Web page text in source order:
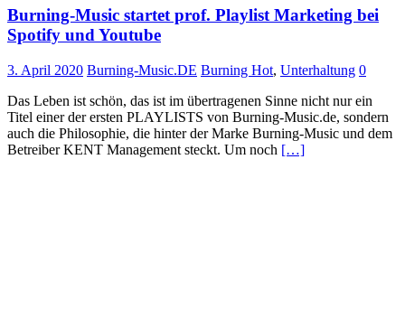
Burning-Music startet prof. Playlist Marketing bei
Spotify und Youtube
3. April 2020 Burning-Music.DE Burning Hot, Unterhaltung 0
Das Leben ist schön, das ist im übertragenen Sinne nicht nur ein
Titel einer der ersten PLAYLISTS von Burning-Music.de, sondern
auch die Philosophie, die hinter der Marke Burning-Music und dem
Betreiber KENT Management steckt. Um noch […]